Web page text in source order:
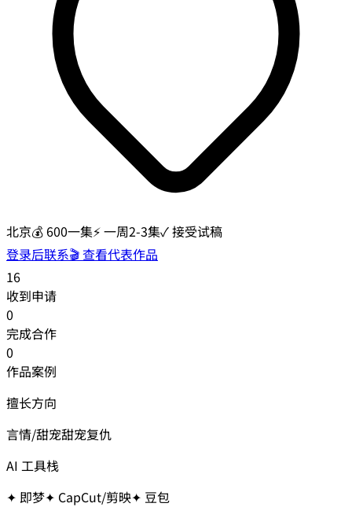
北京💰600一集⚡一周2-3集✓ 接受试稿
登录后联系🎬 查看代表作品
16
收到申请
0
完成合作
0
作品案例
擅长方向
言情/甜宠甜宠复仇
AI 工具栈
✦ 即梦✦ CapCut/剪映✦ 豆包